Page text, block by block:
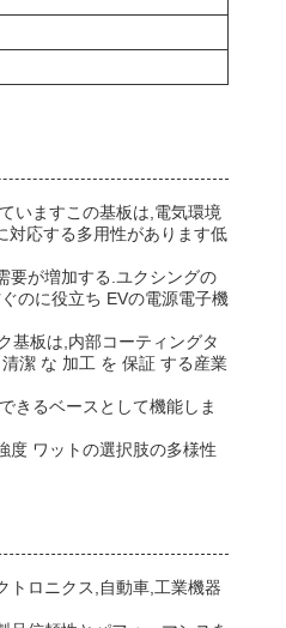
いますこの基板は,電気環境
対応する多用性があります低
要が増加する.ユクシングの
のに役立ち EVの電源電子機
基板は,内部コーティングタ
潔 な 加工 を 保証 する産業
きるベースとして機能しま
度 ワットの選択肢の多様性
トロニクス,自動車,工業機器